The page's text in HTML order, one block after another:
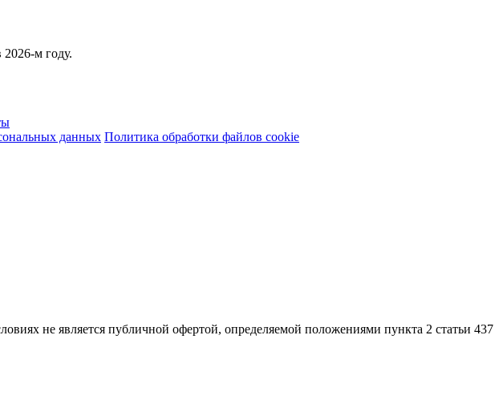
м году.
данных Политика обработки файлов cookie
не является публичной офертой, определяемой положениями пункта 2 статьи 437